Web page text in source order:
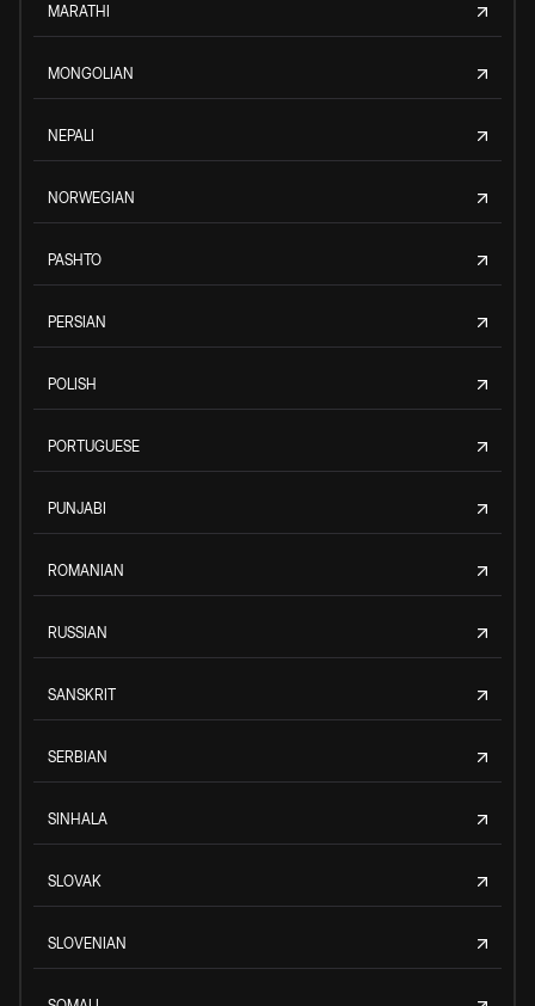
MARATHI
MONGOLIAN
NEPALI
NORWEGIAN
PASHTO
PERSIAN
POLISH
PORTUGUESE
PUNJABI
ROMANIAN
RUSSIAN
SANSKRIT
SERBIAN
SINHALA
SLOVAK
SLOVENIAN